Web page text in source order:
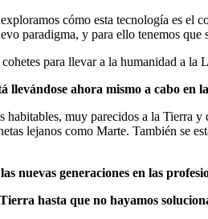
cómo esta tecnología es el
paradigma, y para ello tenemos
llevándose ahora mismo a cabo en
muy parecidos a la
lejanos como Marte. También se
nuevas generaciones en las
hasta que no hayamos